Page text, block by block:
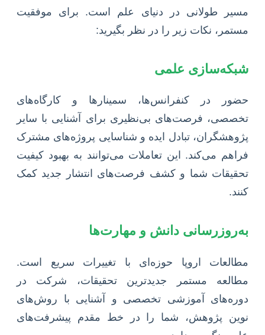
مسیر طولانی در دنیای علم است. برای موفقیت
مستمر، نکات زیر را در نظر بگیرید:
شبکه‌سازی علمی
حضور در کنفرانس‌ها، سمینارها و کارگاه‌های
تخصصی، فرصت‌های بی‌نظیری برای آشنایی با سایر
پژوهشگران، تبادل ایده و شناسایی پروژه‌های مشترک
فراهم می‌کند. این تعاملات می‌توانند به بهبود کیفیت
تحقیقات شما و کشف فرصت‌های انتشار جدید کمک
کنند.
به‌روزرسانی دانش و مهارت‌ها
مطالعات اروپا حوزه‌ای با تغییرات سریع است.
مطالعه مستمر جدیدترین تحقیقات، شرکت در
دوره‌های آموزشی تخصصی و آشنایی با روش‌های
نوین پژوهش، شما را در خط مقدم پیشرفت‌های